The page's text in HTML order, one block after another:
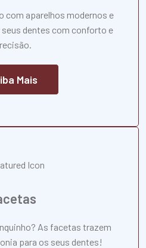
com aparelhos modernos e
dentes com conforto e
Mais
As facetas trazem
para os seus dentes!